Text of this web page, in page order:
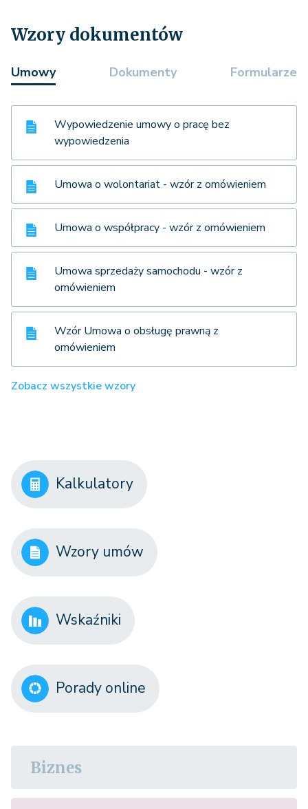
Wzory dokumentów
Umowy Dokumenty Formularze
Wypowiedzenie umowy o pracę bez
wypowiedzenia
Umowa o wolontariat - wzór z omówieniem
Umowa o współpracy - wzór z omówieniem
Umowa sprzedaży samochodu - wzór z
omówieniem
Wzór Umowa o obsługę prawną z
omówieniem
Zobacz wszystkie wzory
Kalkulatory
Wzory umów
Wskaźniki
Porady online
Biznes